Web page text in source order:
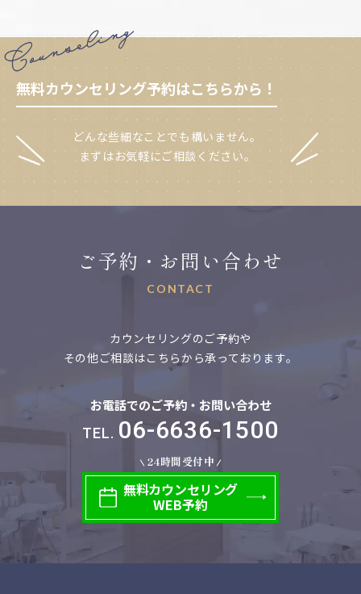
無料カウンセリング予約はこちらから！
どんな些細なことでも構いません。
まずはお気軽にご相談ください。
ご予約・お問い合わせ
CONTACT
カウンセリングのご予約や
その他ご相談はこちらから承っております。
お電話でのご予約・お問い合わせ
TEL. 06-6636-1500
24時間受付中
無料カウンセリング
WEB予約